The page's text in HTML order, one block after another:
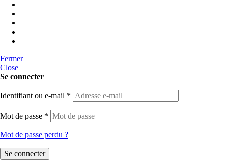
Fermer
Close
Se connecter
Identifiant ou e-mail *
Mot de passe *
Mot de passe perdu ?
Se connecter